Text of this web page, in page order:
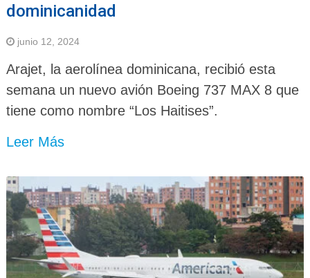
dominicanidad
junio 12, 2024
Arajet, la aerolínea dominicana, recibió esta
semana un nuevo avión Boeing 737 MAX 8 que
tiene como nombre “Los Haitises”.
Leer Más